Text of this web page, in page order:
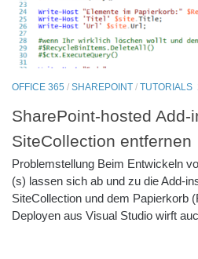
OFFICE 365 / SHAREPOINT / TUTORIALS
SharePoint-hosted Add-
SiteCollection entfernen
Problemstellung Beim Entwickeln
(s) lassen sich ab und zu die Add-
SiteCollection und dem Papierkorb
Deployen aus Visual Studio wirft